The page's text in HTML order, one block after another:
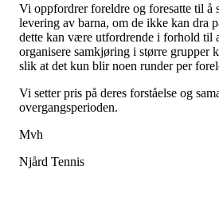
Vi oppfordrer foreldre og foresatte til å
levering av barna, om de ikke kan dra
dette kan være utfordrende i forhold til
organisere samkjøring i større grupper
slik at det kun blir noen runder per
Vi setter pris på deres forståelse og
overgangsperioden.
Mvh
Njård Tennis